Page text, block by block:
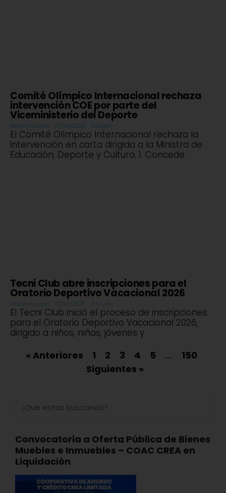
Comité Olímpico Internacional rechaza
intervención COE por parte del
Viceministerio del Deporte
Milton Rocano 17/06/2026 3:52 pm
El Comité Olímpico Internacional rechaza la
intervención en carta dirigida a la Ministra de
Educación, Deporte y Cultura. 1. Concede
Tecni Club abre inscripciones para el
Oratorio Deportivo Vacacional 2026
Milton Rocano 17/06/2026 8:52 am
El Tecni Club inició el proceso de inscripciones
para el Oratorio Deportivo Vacacional 2026,
dirigido a niños, niñas, jóvenes y
« Anteriores 1 2 3 4 5 …
150
Siguientes »
Convocatoria a Oferta Pública de Bienes
Muebles e Inmuebles – COAC CREA en
Liquidación